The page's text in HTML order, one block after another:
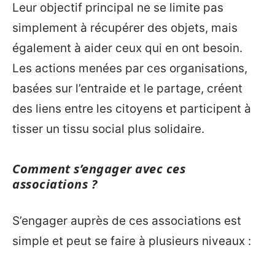
Leur objectif principal ne se limite pas
simplement à récupérer des objets, mais
également à aider ceux qui en ont besoin.
Les actions menées par ces organisations,
basées sur l’entraide et le partage, créent
des liens entre les citoyens et participent à
tisser un tissu social plus solidaire.
Comment s’engager avec ces
associations ?
S’engager auprès de ces associations est
simple et peut se faire à plusieurs niveaux :